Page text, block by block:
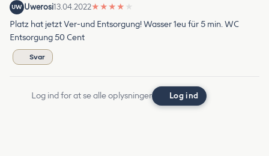
UW Uwerosi13.04.2022★ ★ ★ ★ ★
Platz hat jetzt Ver-und Entsorgung! Wasser 1eu für 5 min. WC
Entsorgung 50 Cent
Svar
Log ind for at se alle oplysninger Log ind